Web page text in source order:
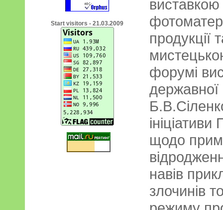
Start visitors - 21.03.2009
виставкою
продукції
форумі
державної
щодо
навів
злочинів